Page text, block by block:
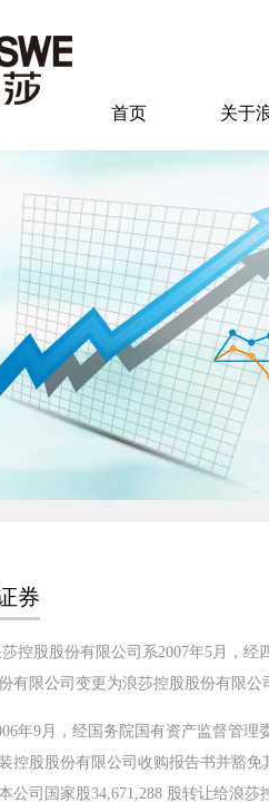
首页 关于
券
控股股份有限公司系2007年5月，
有限公司变更为浪莎控股股份有限公
年9月，经国务院国有资产监督管理
控股股份有限公司收购报告书并豁
公司国家股34,671,288 股转让给浪